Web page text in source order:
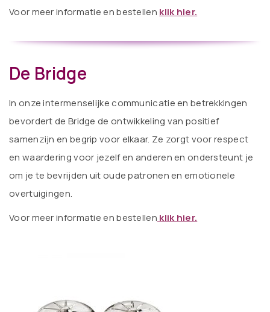
Voor meer informatie en bestellen klik hier.
De Bridge
In onze intermenselijke communicatie en betrekkingen
bevordert de Bridge de ontwikkeling van positief
samenzijn en begrip voor elkaar. Ze zorgt voor respect
en waardering voor jezelf en anderen en ondersteunt je
om je te bevrijden uit oude patronen en emotionele
overtuigingen.
Voor meer informatie en bestellen klik hier.